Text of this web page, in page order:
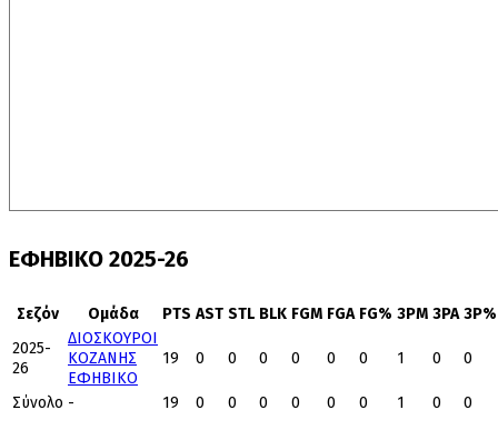
ΕΦΗΒΙΚΟ 2025-26
Σεζόν Ομάδα PTS AST STL BLK FGM FGA FG% 3PM 3PA 3P%
2025-
26
ΔΙΟΣΚΟΥΡΟΙ
ΚΟΖΑΝΗΣ
ΕΦΗΒΙΚΟ
19 0 0 0 0 0 0 1 0 0
Σύνολο - 19 0 0 0 0 0 0 1 0 0